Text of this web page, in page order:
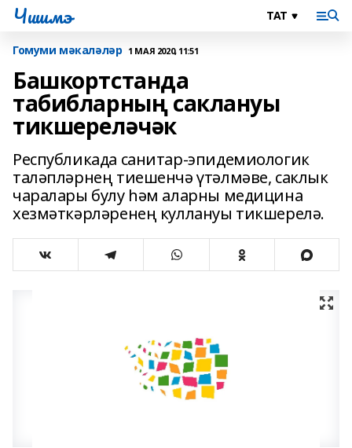
Чишмэ
Гомуми мәкаләләр 1 МАЯ 2020, 11:51
Башкортстанда
табибларның саклануы
тикшереләчәк
Республикада санитар-эпидемиологик
таләпләрнең тиешенчә үтәлмәве, саклык
чаралары булу һәм аларны медицина
хезмәткәрләренең куллануы тикшерелә.